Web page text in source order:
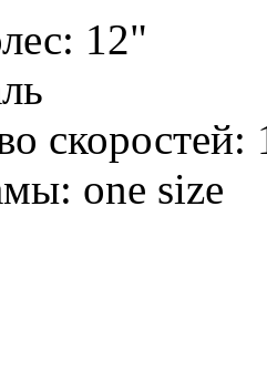
12"
скоростей:
one size